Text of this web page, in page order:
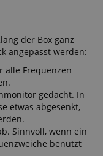
der Box ganz
angepasst werden:
alle Frequenzen
gedacht. In
etwas abgesenkt,
Sinnvoll, wenn ein
benutzt